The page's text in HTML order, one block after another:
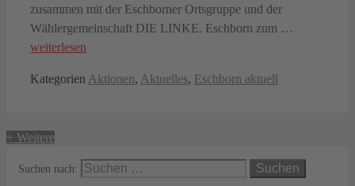
zusammen mit der Eschborner Ortsgruppe und der
Wählergemeinschaft DIE LINKE. Eschborn zum …
weiterlesen
Kategorien Aktionen, Aktuelles, Eschborn aktuell
+ Weitere
Suchen nach: